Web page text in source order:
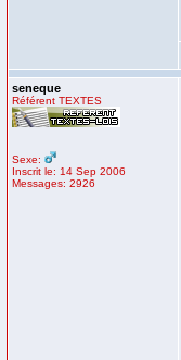
seneque
Référent TEXTES
Sexe:
Inscrit le: 14 Sep 2006
Messages: 2926